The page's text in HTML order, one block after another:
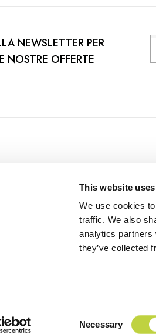
This website
We use cookies
traffic. We also
analytics partners
they’ve collected
Necessary
READ NEXT
NEWSLETTER PER
NOSTRE OFFERTE
reserved to Arena Campsites